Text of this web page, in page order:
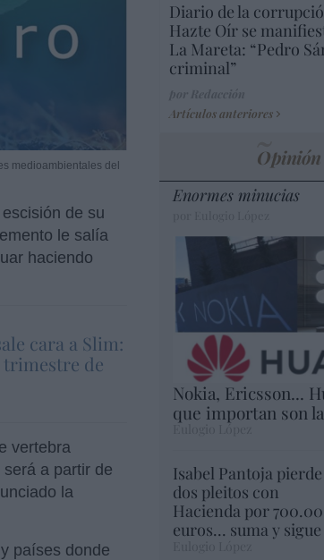
medioambientales del
de su
le salía
haciendo
cara a Slim:
trimestre de
vertebra
a partir de
la
países donde
Diario de la
Hazte Oír se
La Mareta: “Pedro
criminal”
Artículos anteriores
Opinión
Enormes minucias
Nokia, Ericsson...
que importan son
Eulogio López
Isabel Pantoja pierde
dos pleitos con
Hacienda por
euros... suma y sigue